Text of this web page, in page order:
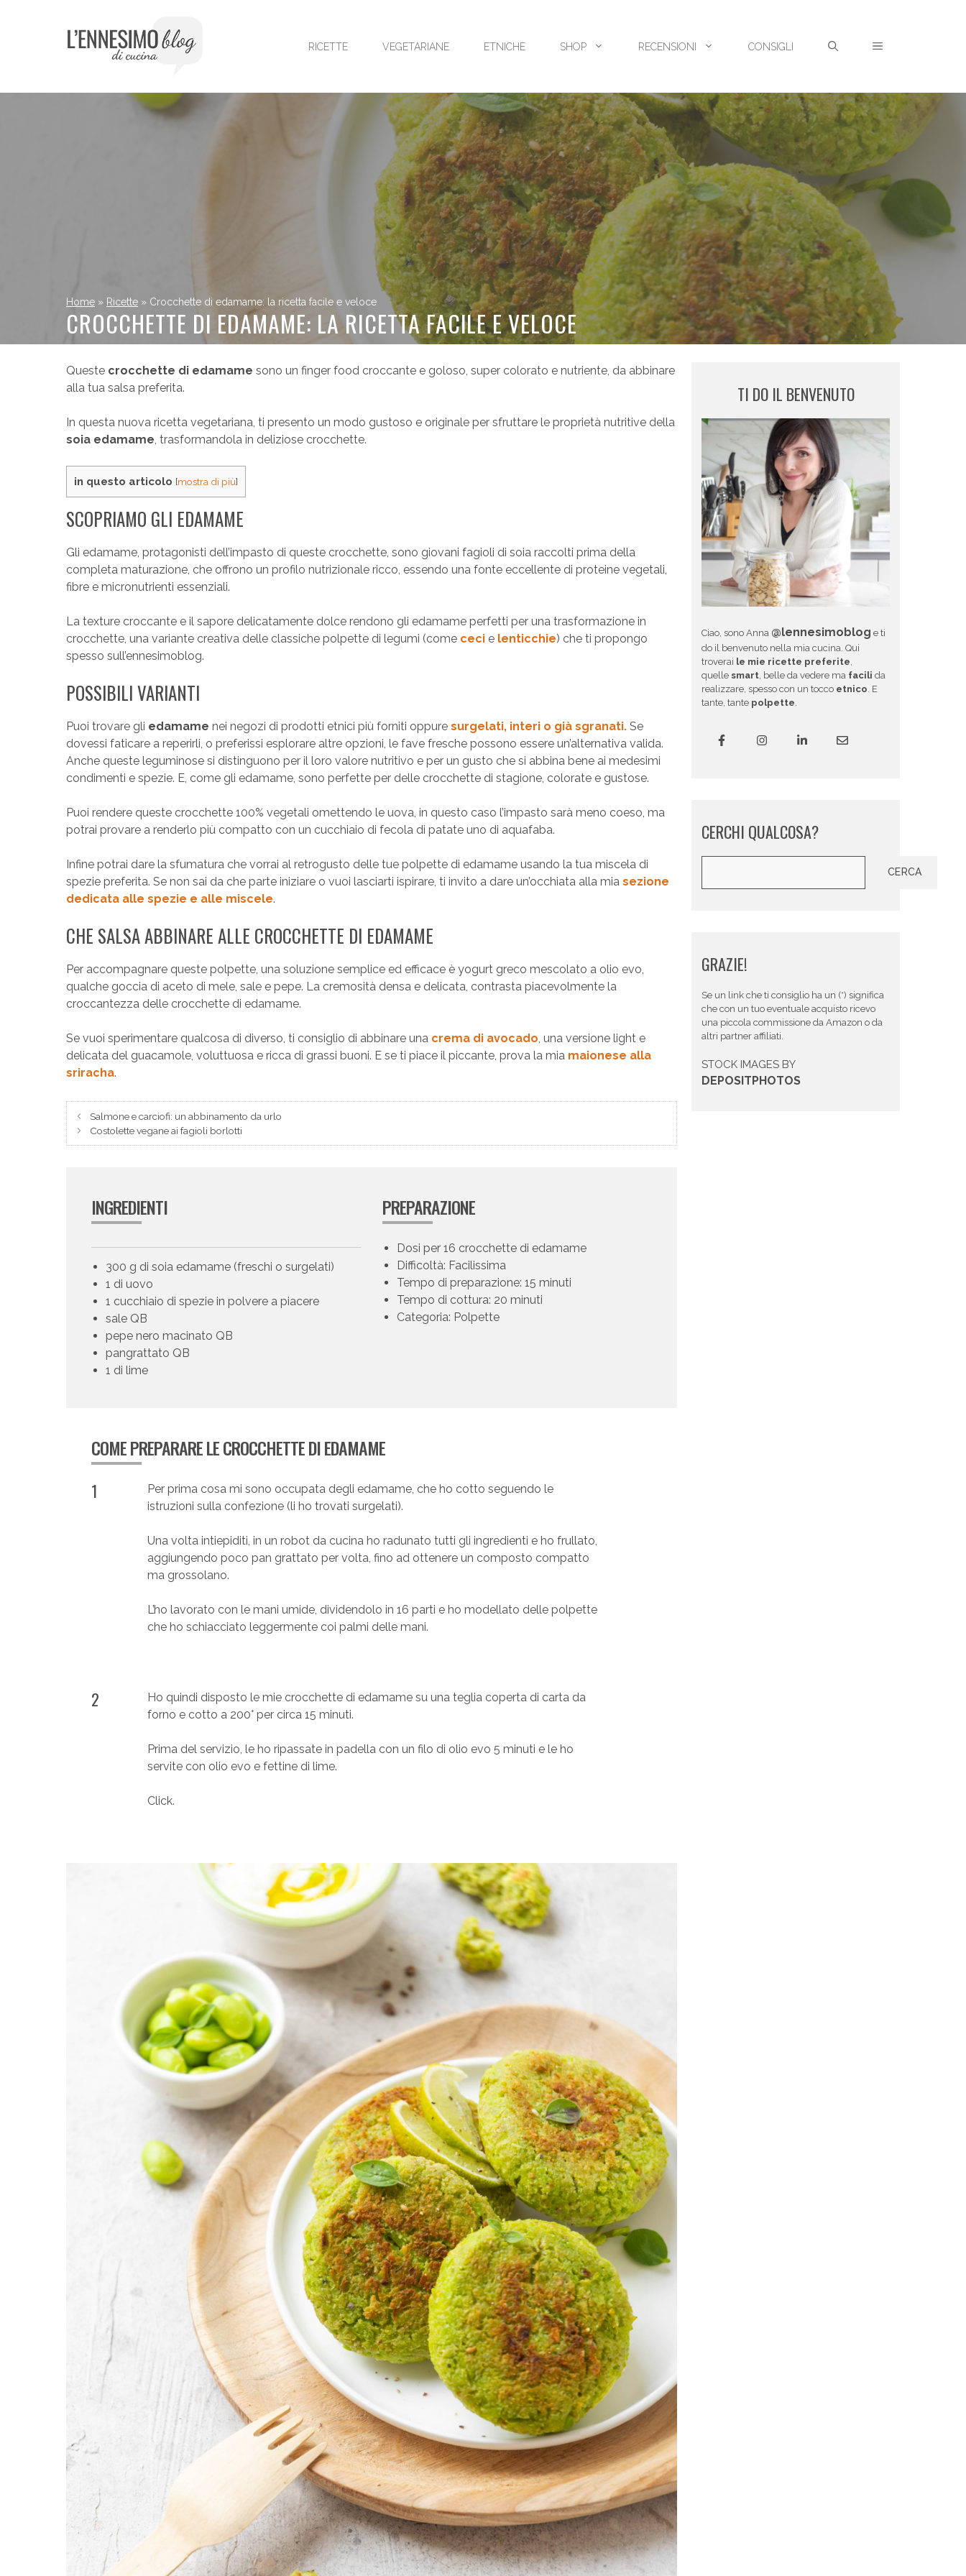
RICETTE VEGETARIANE ETNICHE SHOP RECENSIONI CONSIGLI
Home » Ricette » Crocchette di edamame: la ricetta facile e veloce
CROCCHETTE DI EDAMAME: LA RICETTA FACILE E VELOCE
Queste crocchette di edamame sono un finger food croccante e goloso, super colorato e nutriente, da abbinare
alla tua salsa preferita.
In questa nuova ricetta vegetariana, ti presento un modo gustoso e originale per sfruttare le proprietà nutritive della
soia edamame, trasformandola in deliziose crocchette.
in questo articolo [mostra di più]
SCOPRIAMO GLI EDAMAME
Gli edamame, protagonisti dell’impasto di queste crocchette, sono giovani fagioli di soia raccolti prima della
completa maturazione, che offrono un profilo nutrizionale ricco, essendo una fonte eccellente di proteine vegetali,
fibre e micronutrienti essenziali.
La texture croccante e il sapore delicatamente dolce rendono gli edamame perfetti per una trasformazione in
crocchette, una variante creativa delle classiche polpette di legumi (come ceci e lenticchie) che ti propongo
spesso sull’ennesimoblog.
POSSIBILI VARIANTI
Puoi trovare gli edamame nei negozi di prodotti etnici più forniti oppure surgelati, interi o già sgranati. Se
dovessi faticare a reperirli, o preferissi esplorare altre opzioni, le fave fresche possono essere un’alternativa valida.
Anche queste leguminose si distinguono per il loro valore nutritivo e per un gusto che si abbina bene ai medesimi
condimenti e spezie. E, come gli edamame, sono perfette per delle crocchette di stagione, colorate e gustose.
Puoi rendere queste crocchette 100% vegetali omettendo le uova, in questo caso l’impasto sarà meno coeso, ma
potrai provare a renderlo più compatto con un cucchiaio di fecola di patate uno di aquafaba.
Infine potrai dare la sfumatura che vorrai al retrogusto delle tue polpette di edamame usando la tua miscela di
spezie preferita. Se non sai da che parte iniziare o vuoi lasciarti ispirare, ti invito a dare un’occhiata alla mia sezione
dedicata alle spezie e alle miscele.
CHE SALSA ABBINARE ALLE CROCCHETTE DI EDAMAME
Per accompagnare queste polpette, una soluzione semplice ed efficace è yogurt greco mescolato a olio evo,
qualche goccia di aceto di mele, sale e pepe. La cremosità densa e delicata, contrasta piacevolmente la
croccantezza delle crocchette di edamame.
Se vuoi sperimentare qualcosa di diverso, ti consiglio di abbinare una crema di avocado, una versione light e
delicata del guacamole, voluttuosa e ricca di grassi buoni. E se ti piace il piccante, prova la mia maionese alla
sriracha.
Salmone e carciofi: un abbinamento da urlo
Costolette vegane ai fagioli borlotti
INGREDIENTI
300 g di soia edamame (freschi o surgelati)
1 di uovo
1 cucchiaio di spezie in polvere a piacere
sale QB
pepe nero macinato QB
pangrattato QB
1 di lime
PREPARAZIONE
Dosi per 16 crocchette di edamame
Difficoltà: Facilissima
Tempo di preparazione: 15 minuti
Tempo di cottura: 20 minuti
Categoria: Polpette
COME PREPARARE LE CROCCHETTE DI EDAMAME
1
Per prima cosa mi sono occupata degli edamame, che ho cotto seguendo le
istruzioni sulla confezione (li ho trovati surgelati).
Una volta intiepiditi, in un robot da cucina ho radunato tutti gli ingredienti e ho frullato,
aggiungendo poco pan grattato per volta, fino ad ottenere un composto compatto
ma grossolano.
L’ho lavorato con le mani umide, dividendolo in 16 parti e ho modellato delle polpette
che ho schiacciato leggermente coi palmi delle mani.
2
Ho quindi disposto le mie crocchette di edamame su una teglia coperta di carta da
forno e cotto a 200° per circa 15 minuti.
Prima del servizio, le ho ripassate in padella con un filo di olio evo 5 minuti e le ho
servite con olio evo e fettine di lime.
Click.
TI DO IL BENVENUTO
Ciao, sono Anna @lennesimoblog e ti
do il benvenuto nella mia cucina. Qui
troverai le mie ricette preferite,
quelle smart, belle da vedere ma facili da
realizzare, spesso con un tocco etnico. E
tante, tante polpette.
CERCHI QUALCOSA?
CERCA
GRAZIE!
Se un link che ti consiglio ha un (*) significa
che con un tuo eventuale acquisto ricevo
una piccola commissione da Amazon o da
altri partner affiliati.
STOCK IMAGES BY
DEPOSITPHOTOS